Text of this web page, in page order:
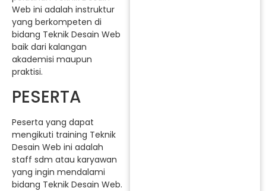
Web ini adalah instruktur
yang berkompeten di
bidang Teknik Desain Web
baik dari kalangan
akademisi maupun
praktisi.
PESERTA
Peserta yang dapat
mengikuti training Teknik
Desain Web ini adalah
staff sdm atau karyawan
yang ingin mendalami
bidang Teknik Desain Web.